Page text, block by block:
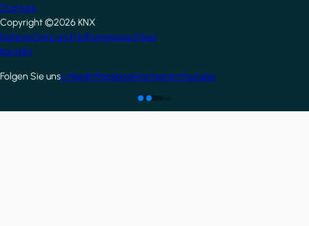
Startups
Copyright ©2026 KNX
Footer
Datenschutz und Haftungsausschluss
Kontakt
Folgen Sie unsLinkedInFacebookInstagramYoutube